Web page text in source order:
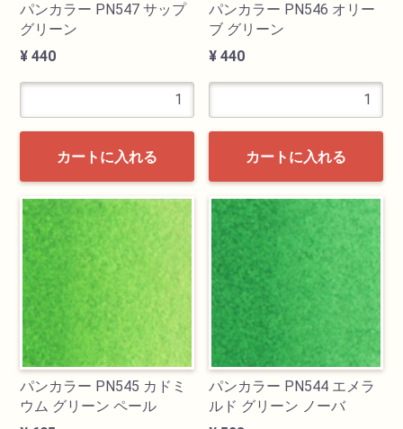
パンカラー PN547 サップ
グリーン
¥ 440
カートに入れる
パンカラー PN546 オリー
ブ グリーン
¥ 440
カートに入れる
パンカラー PN545 カドミ
ウム グリーン ペール
パンカラー PN544 エメラ
ルド グリーン ノーバ